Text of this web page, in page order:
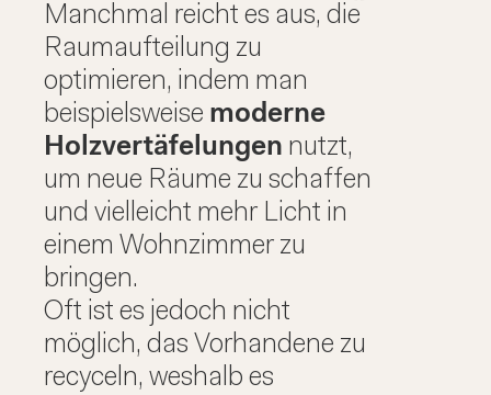
Wiederverwendung
bereits
vorhandener
Ressourcen.
Manchmal reicht es aus, die
Raumaufteilung zu
optimieren, indem man
beispielsweise moderne
Holzvertäfelungen nutzt,
um neue Räume zu schaffen
und vielleicht mehr Licht in
einem Wohnzimmer zu
bringen.
Oft ist es jedoch nicht
möglich, das Vorhandene zu
recyceln, weshalb es